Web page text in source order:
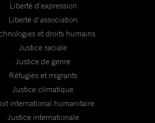
Liberté d'expression
Liberté d'association
et droits humains
Justice raciale
Justice de genre
Réfugiés et migrants
Justice climatique
international humanitaire
Justice internationale